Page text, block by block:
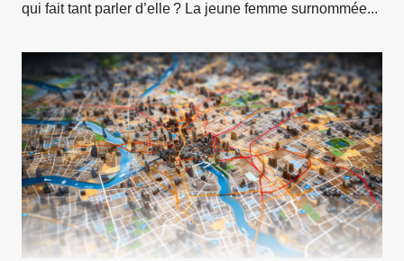
qui fait tant parler d’elle ? La jeune femme surnommée...